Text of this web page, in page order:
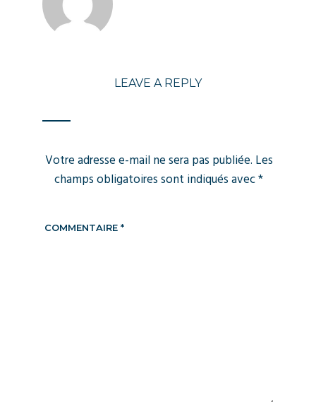
LEAVE A REPLY
Votre adresse e-mail ne sera pas publiée. Les
champs obligatoires sont indiqués avec*
COMMENTAIRE *